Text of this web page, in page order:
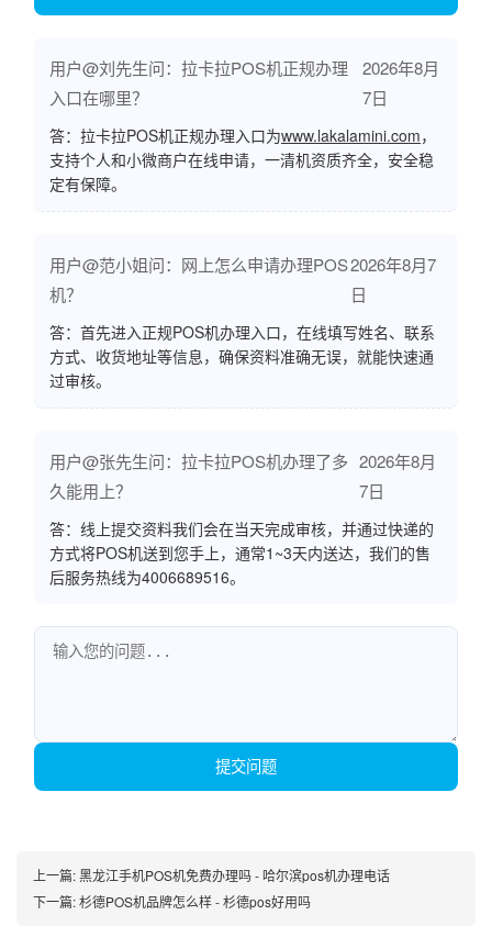
用户@刘先生问：拉卡拉POS机正规办理
入口在哪里？
2026年8月
7日
答：拉卡拉POS机正规办理入口为www.lakalamini.com，
支持个人和小微商户在线申请，一清机资质齐全，安全稳
定有保障。
用户@范小姐问：网上怎么申请办理POS
机？
2026年8月7
日
答：首先进入正规POS机办理入口，在线填写姓名、联系
方式、收货地址等信息，确保资料准确无误，就能快速通
过审核。
用户@张先生问：拉卡拉POS机办理了多
久能用上？
2026年8月
7日
答：线上提交资料我们会在当天完成审核，并通过快递的
方式将POS机送到您手上，通常1~3天内送达，我们的售
后服务热线为4006689516。
提交问题
上一篇:黑龙江手机POS机免费办理吗 - 哈尔滨pos机办理电话
下一篇:杉德POS机品牌怎么样 - 杉德pos好用吗